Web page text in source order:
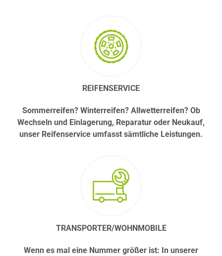
REIFENSERVICE
Sommerreifen? Winterreifen? Allwetterreifen? Ob
Wechseln und Einlagerung, Reparatur oder Neukauf,
unser Reifenservice umfasst sämtliche Leistungen.
TRANSPORTER/WOHNMOBILE
Wenn es mal eine Nummer größer ist: In unserer